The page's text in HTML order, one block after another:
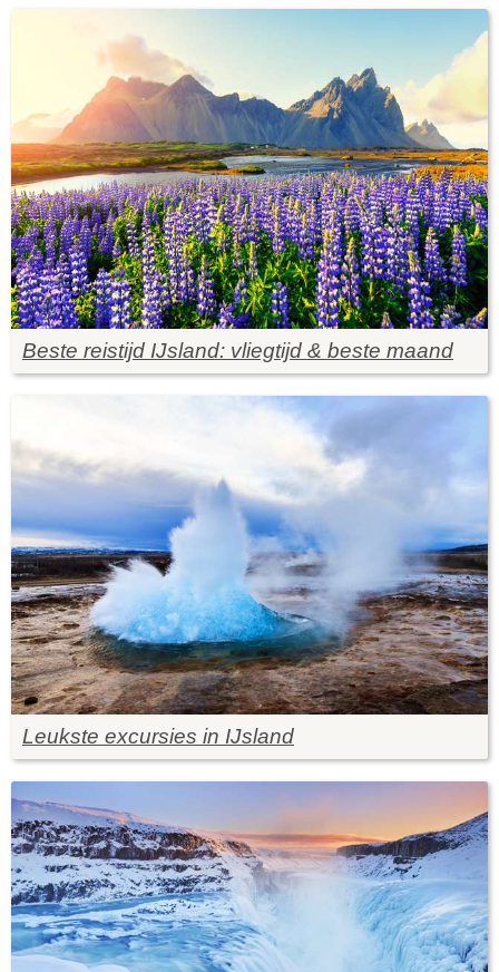
Beste reistijd IJsland: vliegtijd & beste maand
Leukste excursies in IJsland